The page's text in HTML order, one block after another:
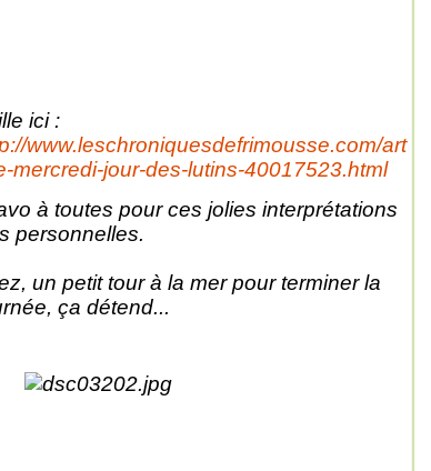
ici :
www.leschroniquesdefrimousse.com/art
mercredi-jour-des-lutins-40017523.html
à toutes pour ces jolies interprétations
personnelles.
un petit tour à la mer pour terminer la
ça détend...